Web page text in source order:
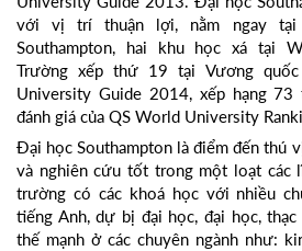
với vị trí thuận lợi, nằm ngay tại
Southampton, hai khu học xá tại
Trường xếp thứ 19 tại Vương
University Guide 2014, xếp hạng
đánh giá của QS World University
Đại học Southampton là điểm đến thú
và nghiên cứu tốt trong một loạt các
trường có các khoá học với nhiều
tiếng Anh, dự bị đại học, đại học,
thế mạnh ở các chuyên ngành như: